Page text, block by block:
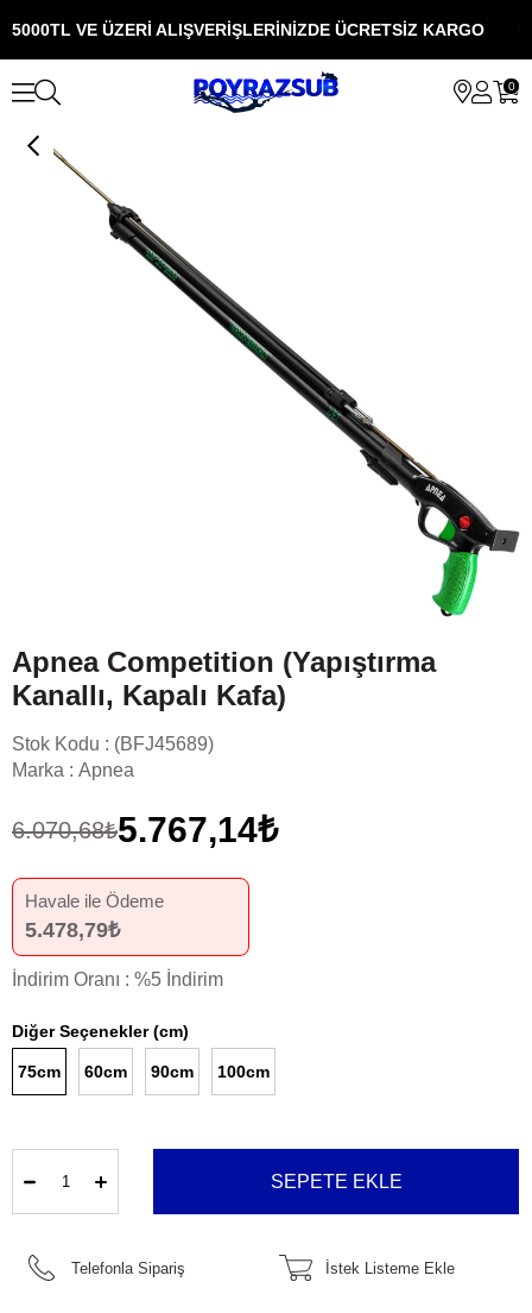
5000TL VE ÜZERİ ALIŞVERİŞLERİNİZDE ÜCRETSİZ KARGO
0
Apnea Competition (Yapıştırma
Kanallı, Kapalı Kafa)
Stok Kodu
(BFJ45689)
Marka : Apnea
6.070,68₺5.767,14₺
Havale ile Ödeme
5.478,79₺
İndirim Oranı : %5 İndirim
Diğer Seçenekler (cm)
75cm 60cm 90cm 100cm
Telefonla Sipariş İstek Listeme Ekle